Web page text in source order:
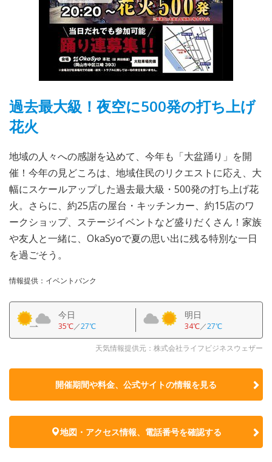
過去最大級！夜空に500発の打ち上げ
花火
地域の人々への感謝を込めて、今年も「大盆踊り」を開
催！今年の見どころは、地域住民のリクエストに応え、大
幅にスケールアップした過去最大級・500発の打ち上げ花
火。さらに、約25店の屋台・キッチンカー、約15店のワ
ークショップ、ステージイベントなど盛りだくさん！家族
や友人と一緒に、OkaSyoで夏の思い出に残る特別な一日
を過ごそう。
情報提供：イベントバンク
今日
35℃／27℃
明日
34℃／27℃
天気情報提供元：株式会社ライフビジネスウェザー
開催期間や料金、公式サイトの情報を見る
地図・アクセス情報、電話番号を確認する